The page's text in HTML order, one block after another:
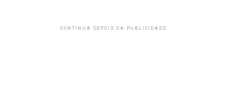
CONTINUA DEPOIS DA PUBLICIDADE